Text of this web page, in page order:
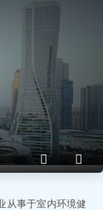
从事于室内环境健